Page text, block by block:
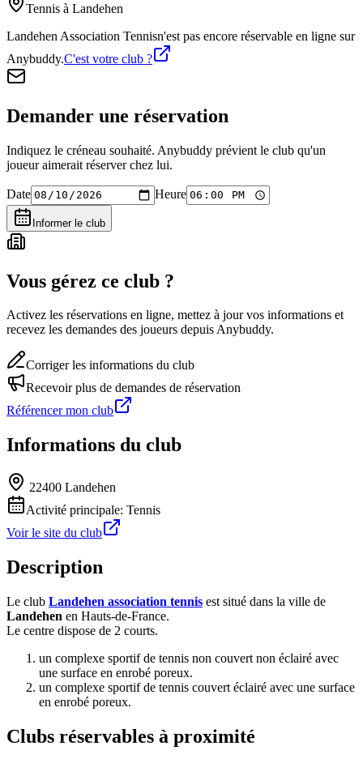
Tennis à Landehen
Landehen Association Tennisn'est pas encore réservable en ligne sur
Anybuddy.C'est votre club ?
Demander une réservation
Indiquez le créneau souhaité. Anybuddy prévient le club qu'un
joueur aimerait réserver chez lui.
Date Heure
Informer le club
Vous gérez ce club ?
Activez les réservations en ligne, mettez à jour vos informations et
recevez les demandes des joueurs depuis Anybuddy.
Corriger les informations du club
Recevoir plus de demandes de réservation
Référencer mon club
Informations du club
22400 Landehen
Activité principale: Tennis
Voir le site du club
Description
Le club Landehen association tennis est situé dans la ville de
Landehen en Hauts-de-France.
Le centre dispose de 2 courts.
un complexe sportif de tennis non couvert non éclairé avec
une surface en enrobé poreux.
un complexe sportif de tennis couvert éclairé avec une surface
en enrobé poreux.
Clubs réservables à proximité